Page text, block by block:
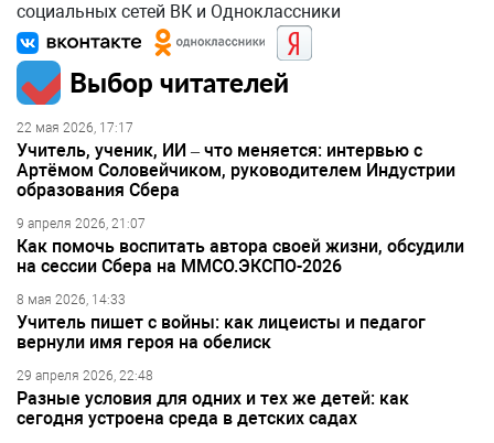
социальных сетей ВК и Одноклассники
Выбор читателей
22 мая 2026, 17:17
Учитель, ученик, ИИ – что меняется: интервью с
Артёмом Соловейчиком, руководителем Индустрии
образования Сбера
9 апреля 2026, 21:07
Как помочь воспитать автора своей жизни, обсудили
на сессии Сбера на ММСО.ЭКСПО-2026
8 мая 2026, 14:33
Учитель пишет с войны: как лицеисты и педагог
вернули имя героя на обелиск
29 апреля 2026, 22:48
Разные условия для одних и тех же детей: как
сегодня устроена среда в детских садах